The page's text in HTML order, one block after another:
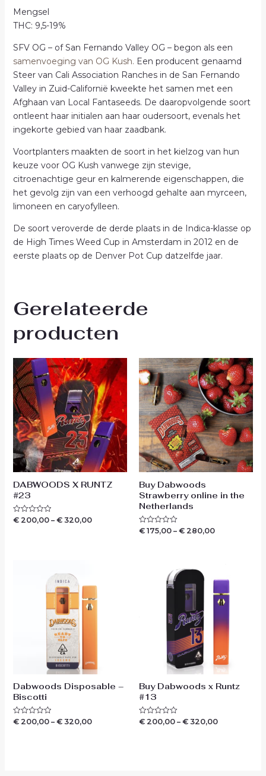
Mengsel
THC: 9,5-19%
SFV OG – of San Fernando Valley OG – begon als een
samenvoeging van OG Kush. Een producent genaamd
Steer van Cali Association Ranches in de San Fernando
Valley in Zuid-Californië kweekte het samen met een
Afghaan van Local Fantaseeds. De daaropvolgende soort
ontleent haar initialen aan haar oudersoort, evenals het
ingekorte gebied van haar zaadbank.
Voortplanters maakten de soort in het kielzog van hun
keuze voor OG Kush vanwege zijn stevige,
citroenachtige geur en kalmerende eigenschappen, die
het gevolg zijn van een verhoogd gehalte aan myrceen,
limoneen en caryofylleen.
De soort veroverde de derde plaats in de Indica-klasse op
de High Times Weed Cup in Amsterdam in 2012 en de
eerste plaats op de Denver Pot Cup datzelfde jaar.
Gerelateerde
producten
DABWOODS X RUNTZ
#23
Waardering
€200,00– €320,00
Buy Dabwoods
Strawberry online in the
Netherlands
Waardering
€ 175,00 – € 280,00
Dabwoods Disposable –
Biscotti
Waardering
€200,00– €320,00
Buy Dabwoods x Runtz
#13
Waardering
€ 200,00 – € 320,00